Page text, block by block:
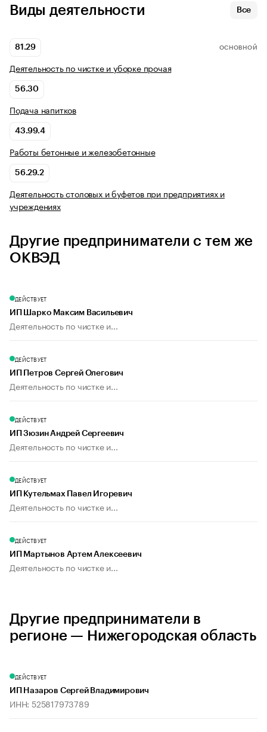
Виды деятельности Все
81.29 ОСНОВНОЙ
Деятельность по чистке и уборке прочая
56.30
Подача напитков
43.99.4
Работы бетонные и железобетонные
56.29.2
Деятельность столовых и буфетов при предприятиях и
учреждениях
Другие предприниматели с тем же
ОКВЭД
ДЕЙСТВУЕТ
ИП Шарко Максим Васильевич
Деятельность по чистке и...
ДЕЙСТВУЕТ
ИП Петров Сергей Олегович
Деятельность по чистке и...
ДЕЙСТВУЕТ
ИП Зюзин Андрей Сергеевич
Деятельность по чистке и...
ДЕЙСТВУЕТ
ИП Кутельмах Павел Игоревич
Деятельность по чистке и...
ДЕЙСТВУЕТ
ИП Мартынов Артем Алексеевич
Деятельность по чистке и...
Другие предприниматели в
регионе — Нижегородская область
ДЕЙСТВУЕТ
ИП Назаров Сергей Владимирович
ИНН: 525817973789